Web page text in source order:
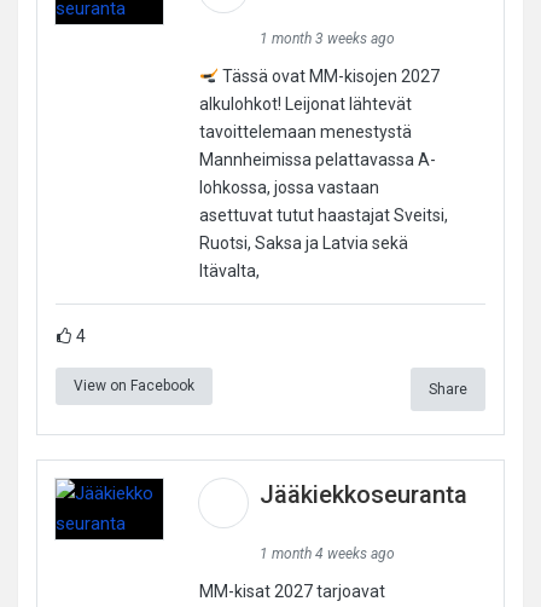
1 month 3 weeks ago
Tässä ovat MM-kisojen 2027
alkulohkot! Leijonat lähtevät
tavoittelemaan menestystä
Mannheimissa pelattavassa A-
lohkossa, jossa vastaan
asettuvat tutut haastajat Sveitsi,
Ruotsi, Saksa ja Latvia sekä
Itävalta,
4
View on Facebook Share
Jääkiekkoseuranta
1 month 4 weeks ago
MM-kisat 2027 tarjoavat